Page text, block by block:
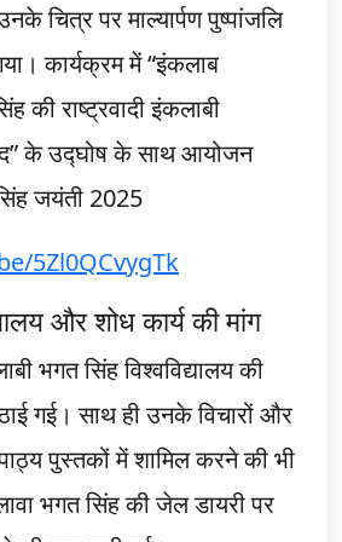
चित्र पर माल्यार्पण पुष्पांजलि
कार्यक्रम में “इंकलाब
की राष्ट्रवादी इंकलाबी
के उद्घोष के साथ आयोजन
जयंती 2025
5Zl0QCvygTk
और शोध कार्य की मांग
भगत सिंह विश्वविद्यालय की
गई। साथ ही उनके विचारों और
पुस्तकों में शामिल करने की भी
भगत सिंह की जेल डायरी पर